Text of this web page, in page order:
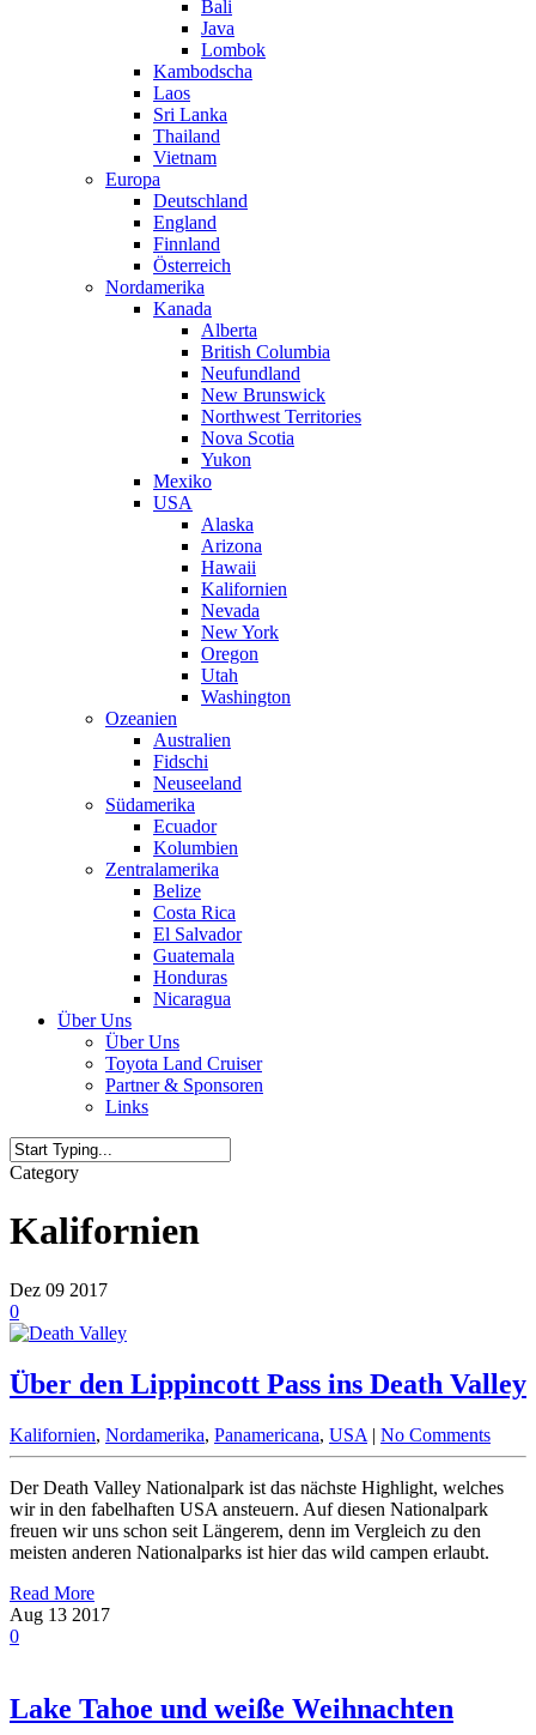
Bali
Java
Lombok
Kambodscha
Laos
Sri Lanka
Thailand
Vietnam
Europa
Deutschland
England
Finnland
Österreich
Nordamerika
Kanada
Alberta
British Columbia
Neufundland
New Brunswick
Northwest Territories
Nova Scotia
Yukon
Mexiko
USA
Alaska
Arizona
Hawaii
Kalifornien
Nevada
New York
Oregon
Utah
Washington
Ozeanien
Australien
Fidschi
Neuseeland
Südamerika
Ecuador
Kolumbien
Zentralamerika
Belize
Costa Rica
El Salvador
Guatemala
Honduras
Nicaragua
Über Uns
Über Uns
Toyota Land Cruiser
Partner & Sponsoren
Links
Category
Kalifornien
Dez 09 2017
0
Über den Lippincott Pass ins Death Valley
Kalifornien, Nordamerika, Panamericana, USA | No Comments
Der Death Valley Nationalpark ist das nächste Highlight, welches
wir in den fabelhaften USA ansteuern. Auf diesen Nationalpark
freuen wir uns schon seit Längerem, denn im Vergleich zu den
meisten anderen Nationalparks ist hier das wild campen erlaubt.
Read More
Aug 13 2017
0
Lake Tahoe und weiße Weihnachten